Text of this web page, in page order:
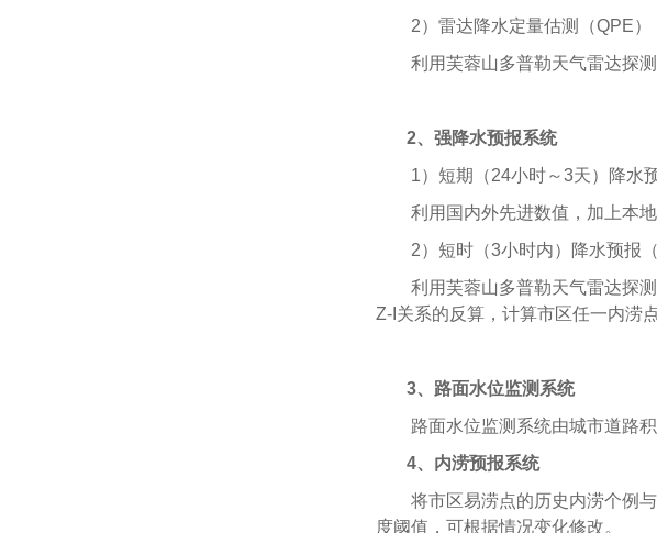
2）雷达降水定量估测（QPE）
利用芙蓉山多普勒天气雷达探
2、强降水预报系统
1）短期（24小时～3天）降水
利用国内外先进数值，加上本
2）短时（3小时内）降水预报（
利用芙蓉山多普勒天气雷达探
Z-I关系的反算，计算市区任一内涝
3、路面水位监测系统
路面水位监测系统由城市道路
4、内涝预报系统
将市区易涝点的历史内涝个例
度阈值，可根据情况变化修改。